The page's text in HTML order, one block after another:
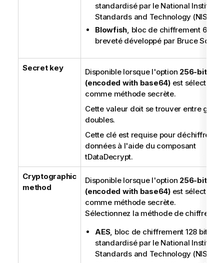
standardisé par le National Institute
Standards and Technology (NIST),
Blowfish , bloc de chiffrement 64
breveté développé par Bruce
Secret key Disponible lorsque l'option 256-bit key
(encoded with base64)est
comme méthode secrète.
Cette valeur doit se trouver entre
doubles.
Cette clé est requise pour déchiffrer les
données à l'aide du composant
tDataDecrypt.
Cryptographic
method
Disponible lorsque l'option 256-bit key
(encoded with base64)est
comme méthode secrète.
Sélectionnez la méthode de
AES, bloc de chiffrement 128 bits
standardisé par le National Institute
Standards and Technology (NIST),